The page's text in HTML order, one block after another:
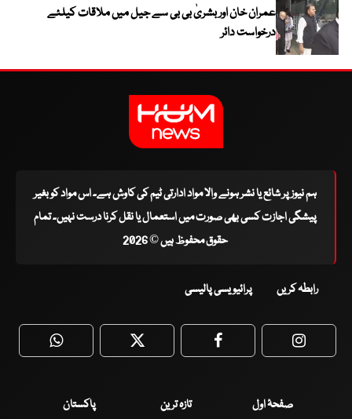
عمران خان اور بشریٰ بی بی سے جیل میں ملاقات کیلئے
درخواست دائر
ہم نیوز پر شائع یا نشر ہونے والا مواد ادارتی ٹیم کی کاوش ہے۔ اس مواد کو بغیر
پیشگی اجازت کسی بھی صورت میں استعمال یا نقل کرنا درست نہیں۔ تمام
حقوق محفوظ ہیں © 2026
رابطہ کریں پرائیویسی پالیسی
WhatsApp Twitter Facebook
صفحۂ اول تازہ ترین
پاکستان